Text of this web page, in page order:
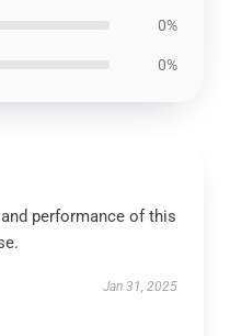
0%
0%
performance of this
Jan 31, 2025